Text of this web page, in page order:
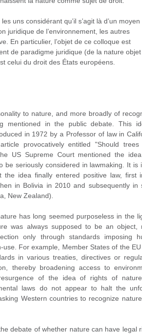
uns considérant qu’il s’agit là d’un moyen
juridique de l’environnement, les autres
En particulier, l’objet de ce colloque est
de paradigme juridique (de la nature
celui du droit des États européens.
to nature, and more broadly of
mentioned in the public debate. This
in 1972 by a Professor of law in
provocatively entitled "Should trees
US Supreme Court mentioned the
be seriously considered in lawmaking. It is
the idea finally entered positive law, first
in Bolivia in 2010 and subsequently in
New Zealand).
has long seemed purposeless in the
was always supposed to be an object,
only through standards imposing
For example, Member States of the EU
in various treaties, directives or
thereby broadening access to
of the idea of rights of
laws do not appear to halt the
Western countries to recognize
debate of whether nature can have legal